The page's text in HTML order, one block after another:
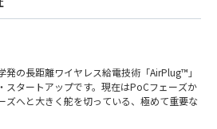
盤を支え、変えていく、その社会的意義や
す。
、自ら現場に飛び込み、ソリューションから
です。
、マーケティング、プロダクト、組織作りに
ックな環境です。
・マネージャーを担っていただくことを期待
発の長距離ワイヤレス給電技術「AirPlug™」
スタートアップです。現在はPoCフェーズか
ズへと大きく舵を切っている、極めて重要な